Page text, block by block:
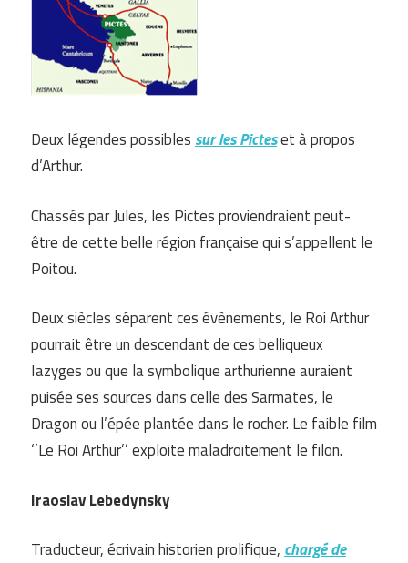
Deux légendes possiblessur les Picteset à propos
d’Arthur.
Chassés par Jules, les Pictes proviendraient peut-
être de cette belle région française qui s’appellent le
Poitou.
Deux siècles séparent ces évènements, le Roi Arthur
pourrait être un descendant de ces belliqueux
Iazyges ou que la symbolique arthurienne auraient
puisée ses sources dans celle des Sarmates, le
Dragon ou l’épée plantée dans le rocher. Le faible film
‘’Le Roi Arthur’’ exploite maladroitement le filon.
Iraoslav Lebedynsky
Traducteur, écrivain historien prolifique,chargé de